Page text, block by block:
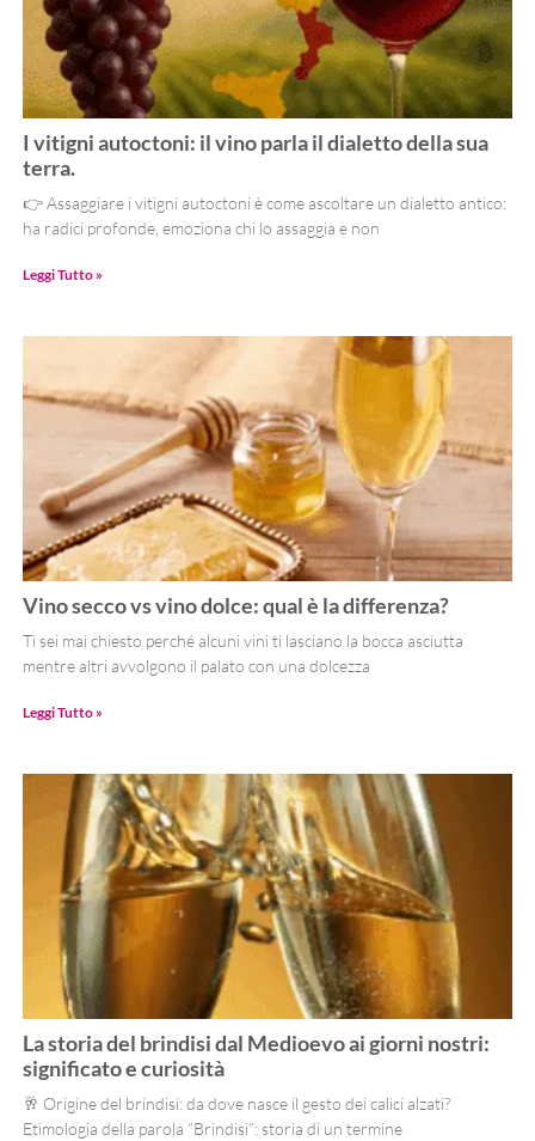
I vitigni autoctoni: il vino parla il dialetto della sua
terra.
👉 Assaggiare i vitigni autoctoni è come ascoltare un dialetto antico:
ha radici profonde, emoziona chi lo assaggia e non
Leggi Tutto »
Vino secco vs vino dolce: qual è la differenza?
Ti sei mai chiesto perché alcuni vini ti lasciano la bocca asciutta
mentre altri avvolgono il palato con una dolcezza
Leggi Tutto »
La storia del brindisi dal Medioevo ai giorni nostri:
significato e curiosità
🥂 Origine del brindisi: da dove nasce il gesto dei calici alzati?
Etimologia della parola “Brindisi”: storia di un termine